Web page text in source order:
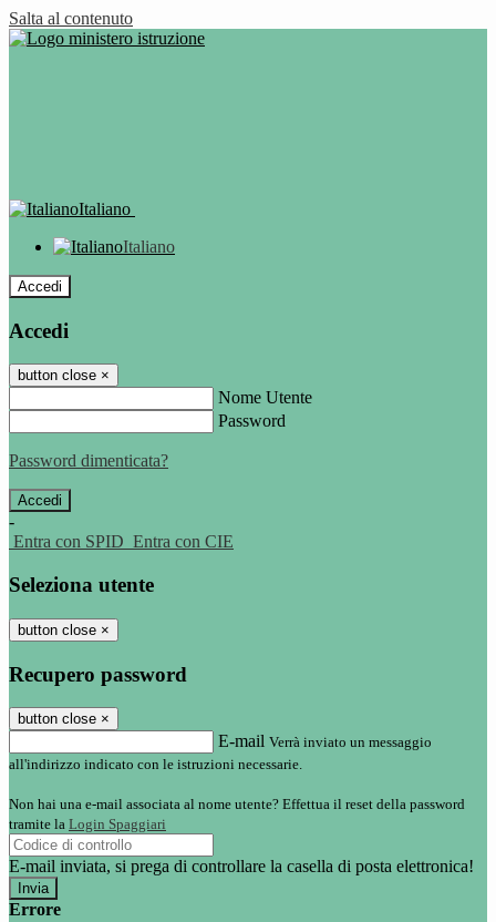
Salta al contenuto
Italiano
Italiano
Accedi
Accedi
button close ×
Nome Utente
Password
Password dimenticata?
-
Entra con SPID Entra con CIE
Seleziona utente
button close ×
Recupero password
button close ×
E-mail Verrà inviato un messaggio
all'indirizzo indicato con le istruzioni necessarie.
Non hai una e-mail associata al nome utente? Effettua il reset della password
tramite la Login Spaggiari
E-mail inviata, si prega di controllare la casella di posta elettronica!
Errore